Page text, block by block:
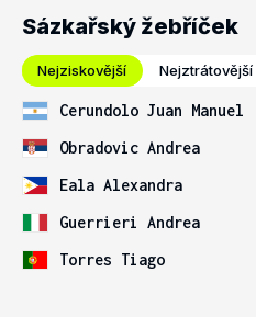
Sázkařský žebříček
Nejziskovější Nejztrátovější
Cerundolo Juan Manuel
Obradovic Andrea
Eala Alexandra
Guerrieri Andrea
Torres Tiago